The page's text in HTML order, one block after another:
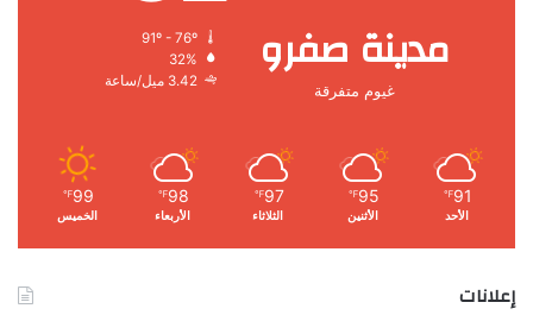
مدينة صفرو
غيوم متفرقة
32%
3.42 ميل/ساعة
91
℉
الأحد
95
℉
الأثنين
97
℉
الثلاثاء
98
℉
الأربعاء
99
℉
الخميس
إعلانات